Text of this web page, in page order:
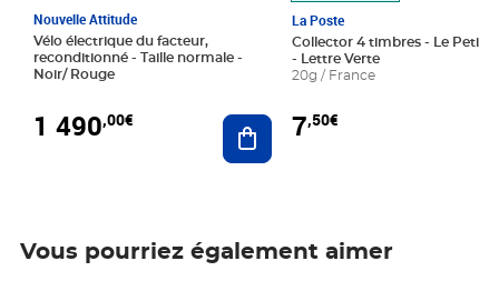
Nouvelle Attitude
Vélo électrique du facteur,
reconditionné - Taille normale -
Noir/ Rouge
1 490,00€ Ajouter au panier
La Poste
Collector 4 timbres - Le Petit
- Lettre Verte
20g / France
7,50€
Vous pourriez également aimer